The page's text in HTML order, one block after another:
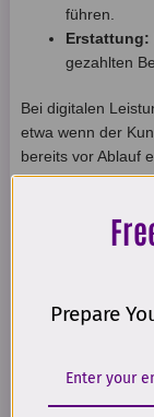
führen.
Erstattung:
gezahlten
Bei digitalen
etwa wenn der
bereits vor Ablauf
Deshalb sollte ein
werden“ machen.
Stattdessen
werden:
Welche
Zu
Prepare